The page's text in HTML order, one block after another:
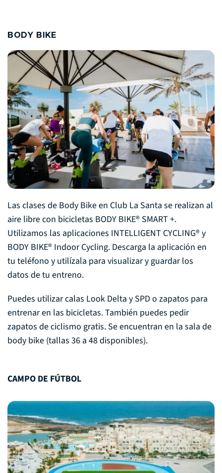
BODY BIKE
Las clases de Body Bike en Club La Santa se realizan al
aire libre con bicicletas BODY BIKE® SMART +.
Utilizamos las aplicaciones INTELLIGENT CYCLING® y
BODY BIKE® Indoor Cycling. Descarga la aplicación en
tu teléfono y utilízala para visualizar y guardar los
datos de tu entreno.
Puedes utilizar calas Look Delta y SPD o zapatos para
entrenar en las bicicletas. También puedes pedir
zapatos de ciclismo gratis. Se encuentran en la sala de
body bike (tallas 36 a 48 disponibles).
CAMPO DE FÚTBOL